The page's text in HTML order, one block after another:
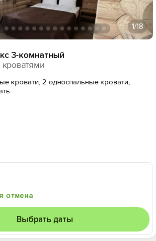
1/18
3-комнатный
кровати, 2 односпальные кровати,
отмена
Выбрать даты